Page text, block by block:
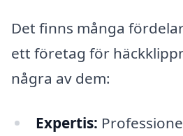
Det finns många
ett företag för
några av dem:
Expertis: